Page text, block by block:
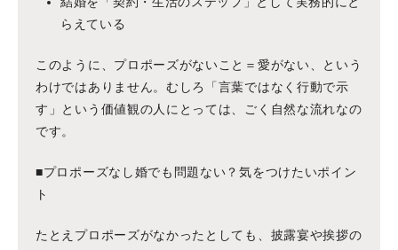
らえている
このように、プロポーズがないこと＝愛がない、という
わけではありません。むしろ「言葉ではなく行動で示
す」という価値観の人にとっては、ごく自然な流れなの
です。
■プロポーズなし婚でも問題ない？気をつけたいポイン
ト
たとえプロポーズがなかったとしても、披露宴や挨拶の